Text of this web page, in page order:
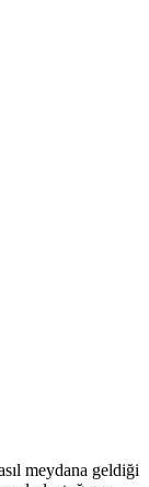
yeryüzünde